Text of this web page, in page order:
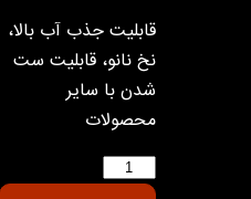
قابلیت جذب آب بالا،
نخ نانو، قابلیت ست
شدن با سایر
محصولات